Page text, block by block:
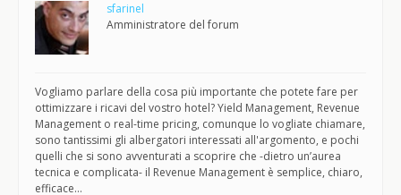
sfarinel
Amministratore del forum
Vogliamo parlare della cosa più importante che potete fare per
ottimizzare i ricavi del vostro hotel? Yield Management, Revenue
Management o real-time pricing, comunque lo vogliate chiamare,
sono tantissimi gli albergatori interessati all'argomento, e pochi
quelli che si sono avventurati a scoprire che -dietro un’aurea
tecnica e complicata- il Revenue Management è semplice, chiaro,
efficace…